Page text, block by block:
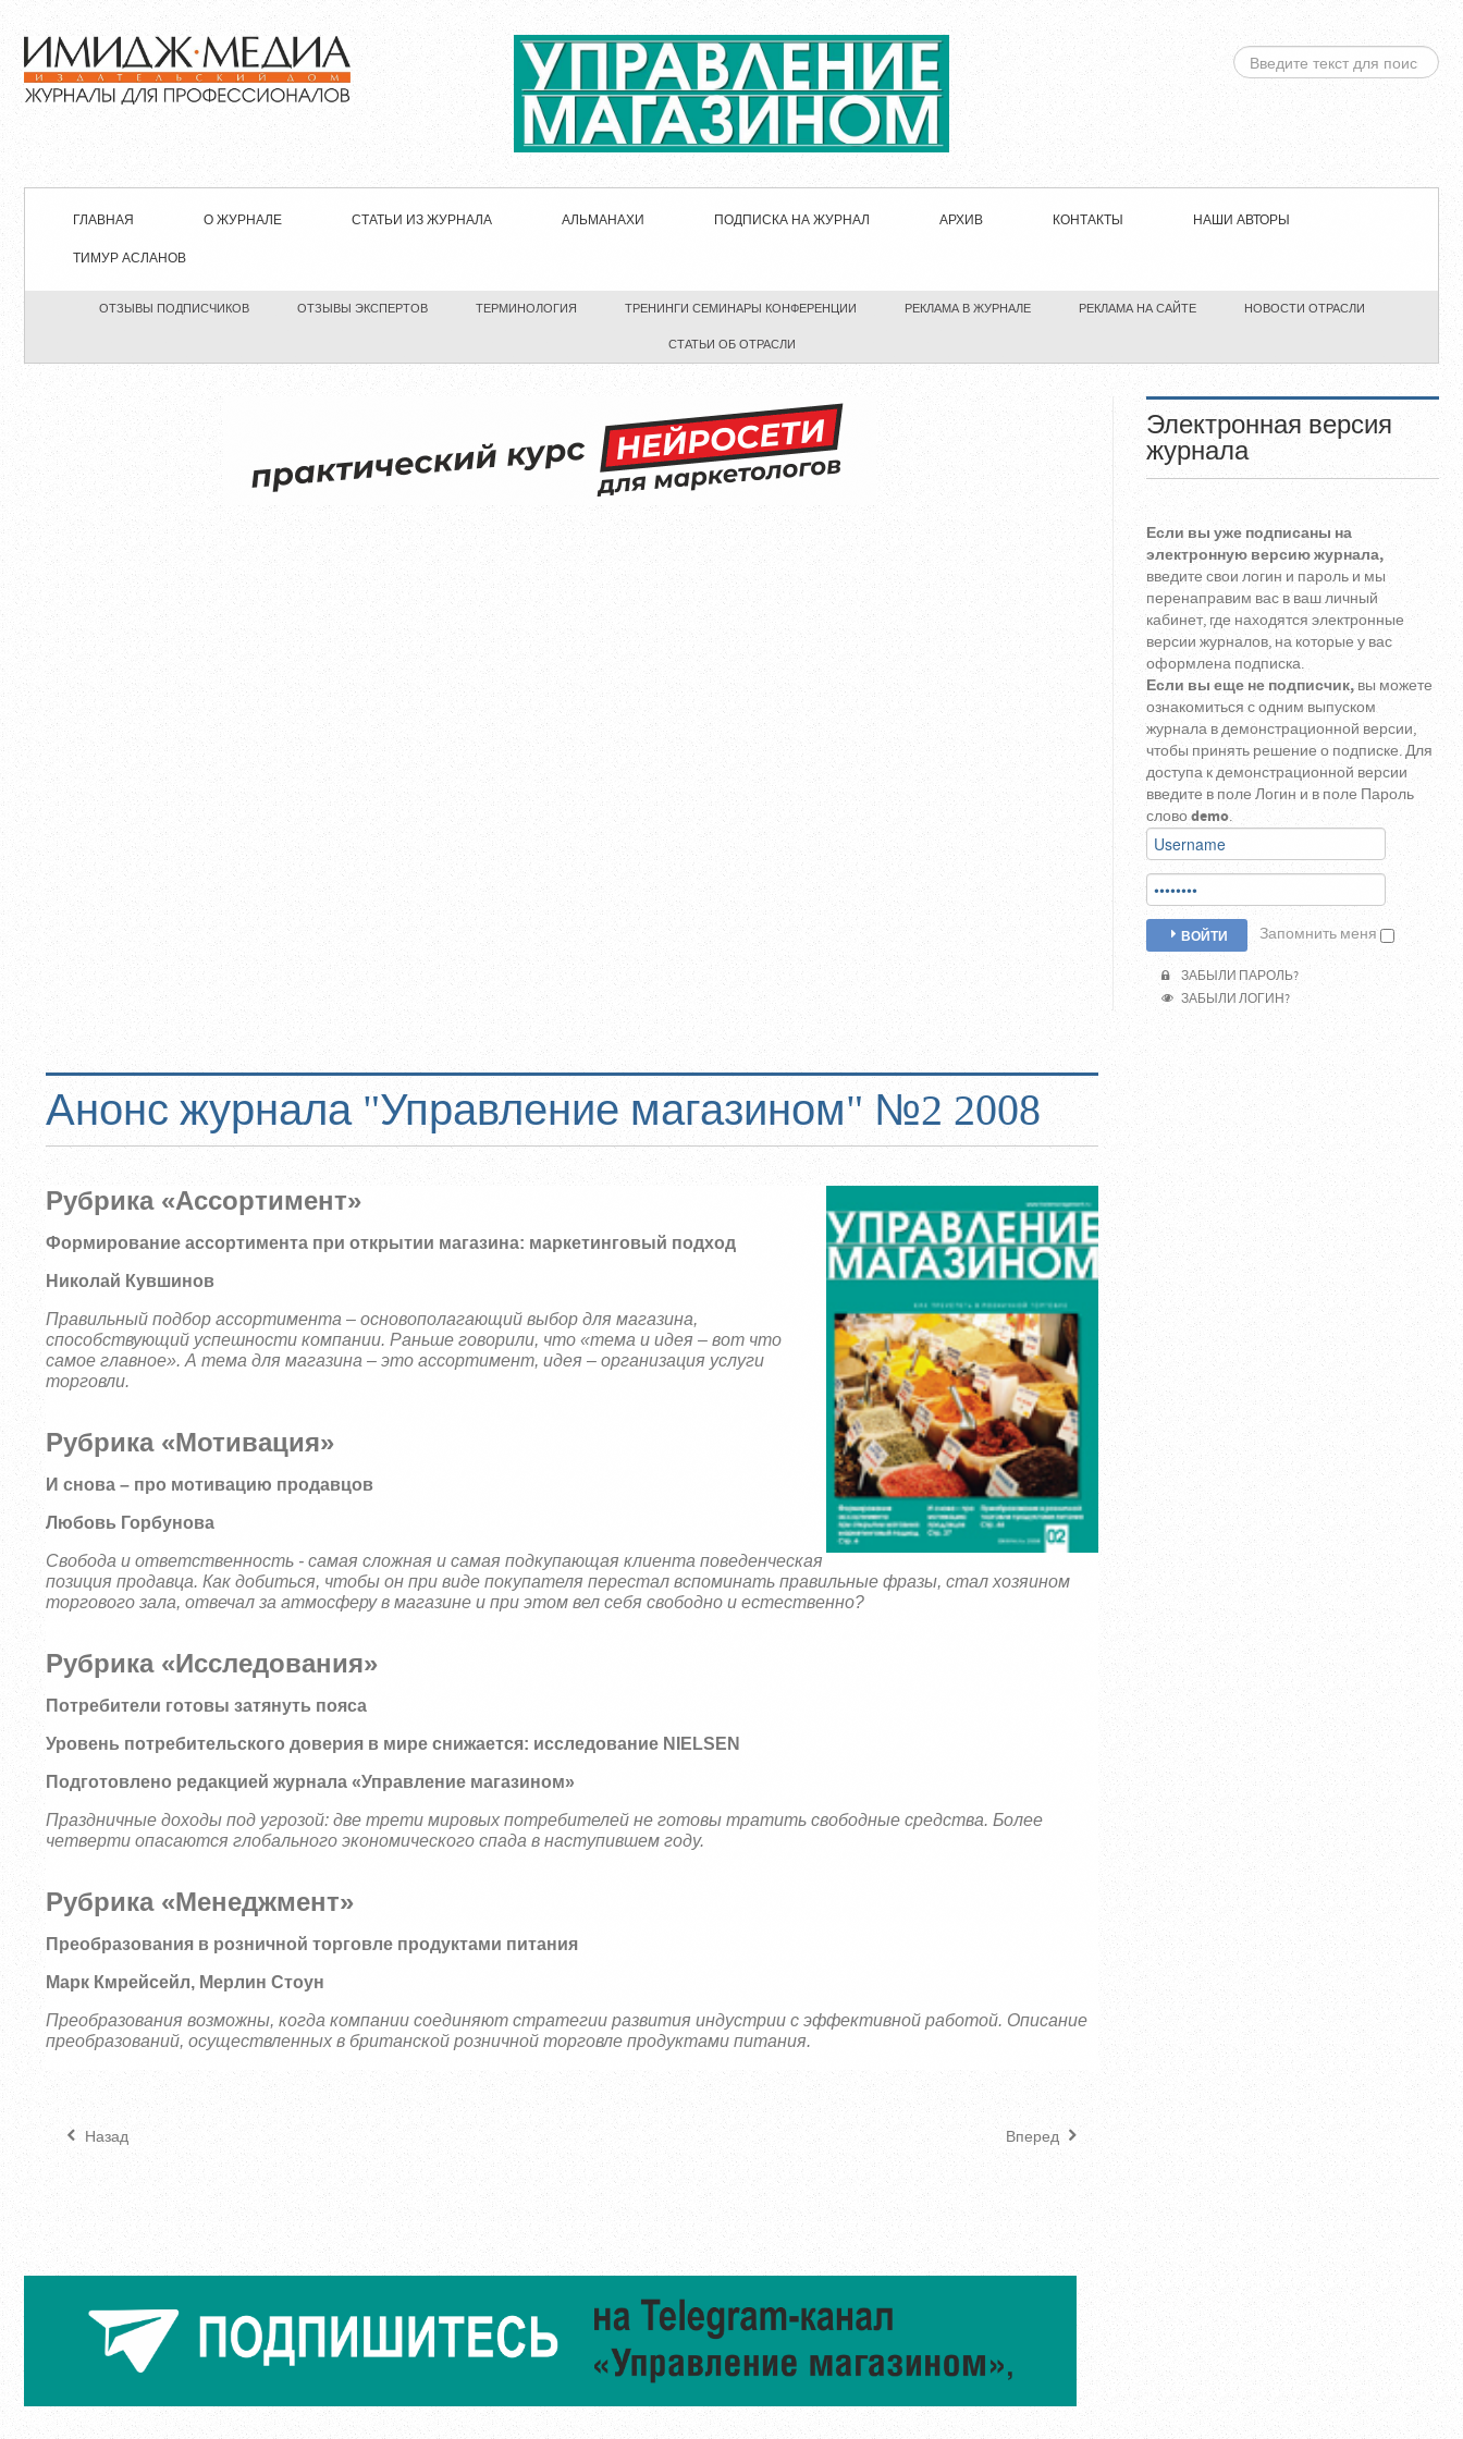
ИСКАТЬ...
ГЛАВНАЯ О ЖУРНАЛЕ СТАТЬИ ИЗ ЖУРНАЛА АЛЬМАНАХИ ПОДПИСКА НА ЖУРНАЛ АРХИВ КОНТАКТЫ НАШИ АВТОРЫ
ТИМУР АСЛАНОВ
ОТЗЫВЫ ПОДПИСЧИКОВ ОТЗЫВЫ ЭКСПЕРТОВ ТЕРМИНОЛОГИЯ ТРЕНИНГИ СЕМИНАРЫ КОНФЕРЕНЦИИ РЕКЛАМА В ЖУРНАЛЕ РЕКЛАМА НА САЙТЕ НОВОСТИ ОТРАСЛИ
СТАТЬИ ОБ ОТРАСЛИ
Электронная версия
журнала
Если вы уже подписаны на
электронную версию журнала,
введите свои логин и пароль и мы
перенаправим вас в ваш личный
кабинет, где находятся электронные
версии журналов, на которые у вас
оформлена подписка.
Если вы еще не подписчик, вы можете
ознакомиться с одним выпуском
журнала в демонстрационной версии,
чтобы принять решение о подписке. Для
доступа к демонстрационной версии
введите в поле Логин и в поле Пароль
слово demo.
ВОЙТИ Запомнить меня
ЗАБЫЛИ ПАРОЛЬ?
ЗАБЫЛИ ЛОГИН?
Анонс журнала "Управление магазином" №2 2008
Рубрика «Ассортимент»
Формирование ассортимента при открытии магазина: маркетинговый подход
Николай Кувшинов
Правильный подбор ассортимента – основополагающий выбор для магазина,
способствующий успешности компании. Раньше говорили, что «тема и идея – вот что
самое главное». А тема для магазина – это ассортимент, идея – организация услуги
торговли.
Рубрика «Мотивация»
И снова – про мотивацию продавцов
Любовь Горбунова
Свобода и ответственность - самая сложная и самая подкупающая клиента поведенческая
позиция продавца. Как добиться, чтобы он при виде покупателя перестал вспоминать правильные фразы, стал хозяином
торгового зала, отвечал за атмосферу в магазине и при этом вел себя свободно и естественно?
Рубрика «Исследования»
Потребители готовы затянуть пояса
Уровень потребительского доверия в мире снижается: исследование NIELSEN
Подготовлено редакцией журнала «Управление магазином»
Праздничные доходы под угрозой: две трети мировых потребителей не готовы тратить свободные средства. Более
четверти опасаются глобального экономического спада в наступившем году.
Рубрика «Менеджмент»
Преобразования в розничной торговле продуктами питания
Марк Кмрейсейл, Мерлин Стоун
Преобразования возможны, когда компании соединяют стратегии развития индустрии с эффективной работой. Описание
преобразований, осуществленных в британской розничной торговле продуктами питания.
Назад Вперед